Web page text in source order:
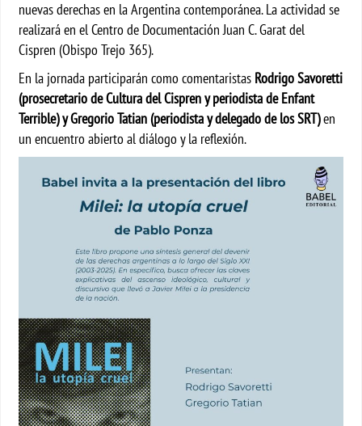
nuevas derechas en la Argentina contemporánea. La actividad se
realizará en el Centro de Documentación Juan C. Garat del
Cispren (Obispo Trejo 365).
En la jornada participarán como comentaristas Rodrigo Savoretti
(prosecretario de Cultura del Cispren y periodista de Enfant
Terrible) y Gregorio Tatian (periodista y delegado de los SRT)en
un encuentro abierto al diálogo y la reflexión.